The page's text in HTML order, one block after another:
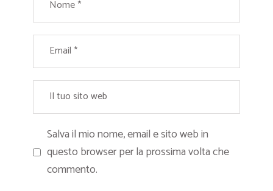
Salva il mio nome, email e sito web in
questo browser per la prossima volta che
commento.